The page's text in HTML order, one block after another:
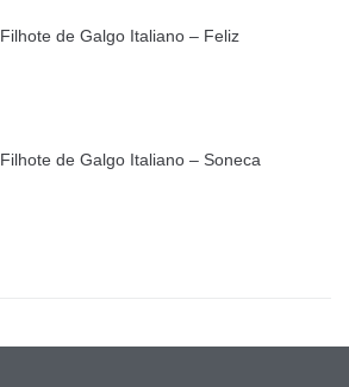
Filhote de Galgo Italiano – Feliz
Filhote de Galgo Italiano – Soneca